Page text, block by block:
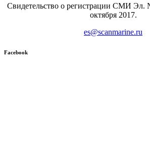
Свидетельство о регистрации СМИ
октября 2017.
es@scanmarine.ru
Facebook